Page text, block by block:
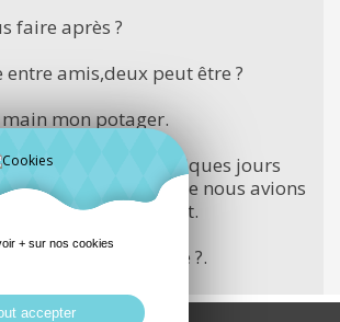
faire après ?
entre amis,deux peut être ?
mon potager.
escapade de quelques jours
Suddestination que nous avions
avant le confinement.
vacances d'été ?.
+ sur nos cookies
accepter